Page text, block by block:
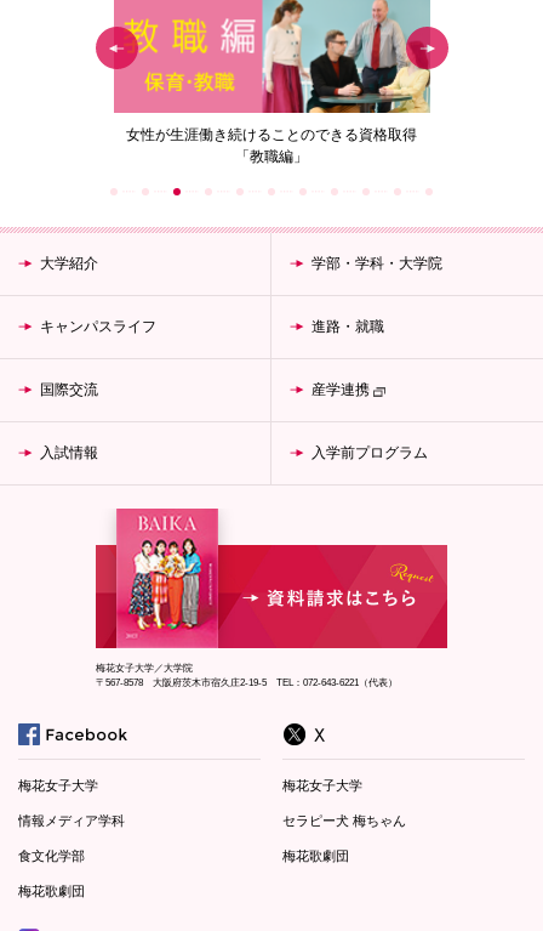
女性が生涯働き続けることのできる資格取得
「教職編」
大学紹介 学部・学科・大学院
キャンパスライフ 進路・就職
国際交流 産学連携
入試情報 入学前プログラム
梅花女子大学／大学院
〒567-8578 大阪府茨木市宿久庄2-19-5 TEL：072-643-6221（代表）
梅花女子大学
情報メディア学科
食文化学部
梅花歌劇団
梅花女子大学
セラピー犬 梅ちゃん
梅花歌劇団